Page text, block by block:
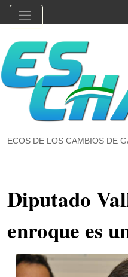
ECOS DE LOS CAMBIOS DE
Diputado
enroque es